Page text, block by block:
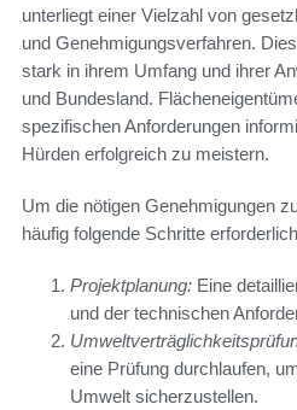
unterliegt einer Vielzahl von
und Genehmigungsverfahren.
stark in ihrem Umfang und ihrer
und Bundesland.
spezifischen Anforderungen
Hürden erfolgreich zu meistern.
Um die nötigen Genehmigungen
häufig folgende Schritte
Projektplanung: Eine
und der technischen
eine Prüfung durchlaufen,
Umwelt sicherzustellen.